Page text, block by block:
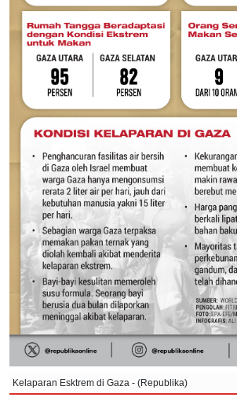
Kelaparan Esktrem di Gaza - (Republika)